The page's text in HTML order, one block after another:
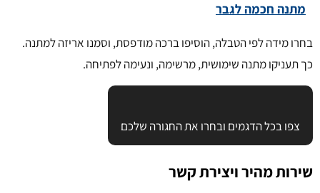
מתנה חכמה לגבר
בחרו מידה לפי הטבלה, הוסיפו ברכה מודפסת, וסמנו אריזה למתנה.
כך תעניקו מתנה שימושית, מרשימה, ונעימה לפתיחה.
צפו בכל הדגמים ובחרו את החגורה שלכם
שירות מהיר ויצירת קשר